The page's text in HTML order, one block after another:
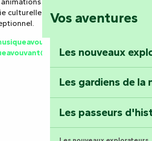
Foussais-Payré :
Faymoreau :
épopée minière
Terre d’étoiles :
Vos aventures
Les nouveaux
Les gardiens de la
Les passeurs
culturelle du village autour de cet